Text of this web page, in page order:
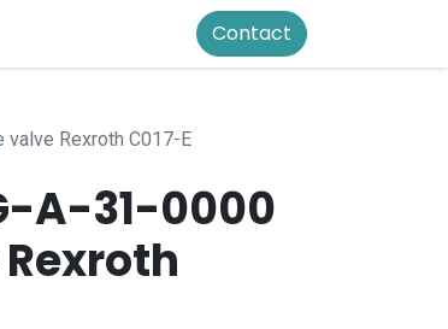
Contact
Rexroth C017-E
A-31-0000